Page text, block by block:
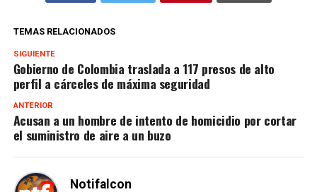
TEMAS RELACIONADOS
SIGUIENTE
Gobierno de Colombia traslada a 117 presos de alto
perfil a cárceles de máxima seguridad
ANTERIOR
Acusan a un hombre de intento de homicidio por cortar
el suministro de aire a un buzo
Notifalcon